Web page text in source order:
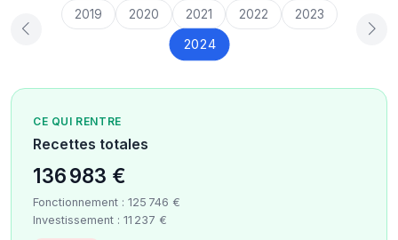
2019 2020 2021 2022 2023
2024
CE QUI RENTRE
Recettes totales
136 983 €
Fonctionnement : 125 746 €
Investissement : 11 237 €